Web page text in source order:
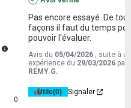
0
Pas encore essayé. De
façons il faut du temps
pouvoir l'évaluer.
Avis du 05/04/2026 , suite à
expérience du 29/03/2026 par
REMY G.
Utile(0) Signaler